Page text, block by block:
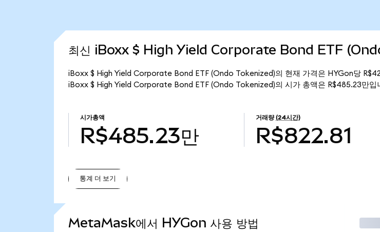
최신 iBoxx $ High Yield Corporate Bond ETF
iBoxx $ High Yield Corporate Bond ETF (Ondo Tokenized)의 현재 가격은 HYGon당
iBoxx $ High Yield Corporate Bond ETF (Ondo Tokenized)의 시가 총액은 R$485.23만입
시가총액
R$485.23만
거래량 (24시간)
R$822.81
통계 더 보기
MetaMask에서 HYGon 사용 방법 거